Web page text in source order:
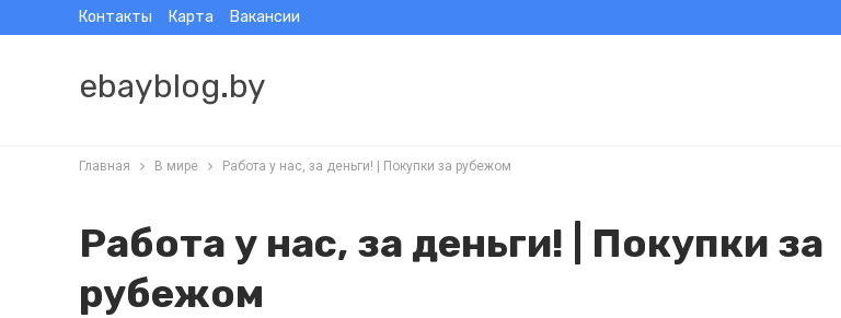
Контакты Карта Вакансии
ebayblog.by
Главная В мире Работа у нас, за деньги! | Покупки за рубежом
Работа у нас, за деньги! | Покупки за
рубежом